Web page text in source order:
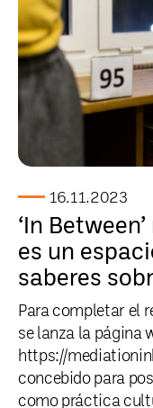
16.11.2023
‘In
es un
saberes
Para completar el
se lanza la página
https://
concebido para
como práctica